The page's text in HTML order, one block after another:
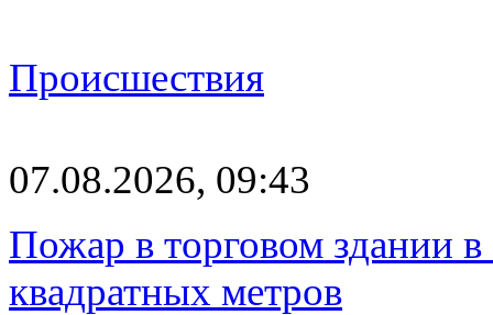
Происшествия
07.08.2026, 09:43
Пожар в торговом здании
квадратных метров